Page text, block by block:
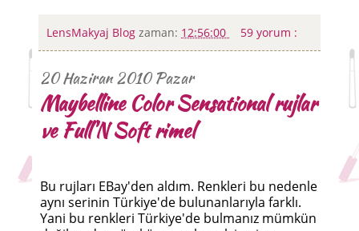
LensMakyaj Blog zaman: 12:56:00 59 yorum :
20 Haziran 2010 Pazar
Maybelline Color Sensational rujlar
ve Full'N Soft rimel
Bu rujları EBay'den aldım. Renkleri bu nedenle
aynı serinin Türkiye'de bulunanlarıyla farklı.
Yani bu renkleri Türkiye'de bulmanız mümkün